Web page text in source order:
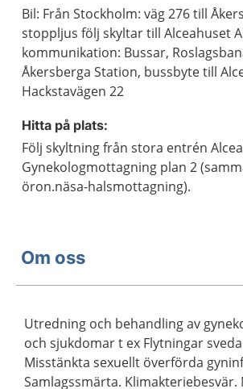
Bil: Från Stockholm: väg 276 till
stoppljus följ skyltar till Alceahuset
kommunikation: Bussar,
Åkersberga Station, bussbyte till
Hackstavägen 22
Hitta på plats:
Följ skyltning från stora entrén
Gynekologmottagning plan 2
öron.näsa-halsmottagning).
Om oss
Utredning och behandling av
och sjukdomar t ex Flytningar
Misstänkta sexuellt överförda
Samlagssmärta.